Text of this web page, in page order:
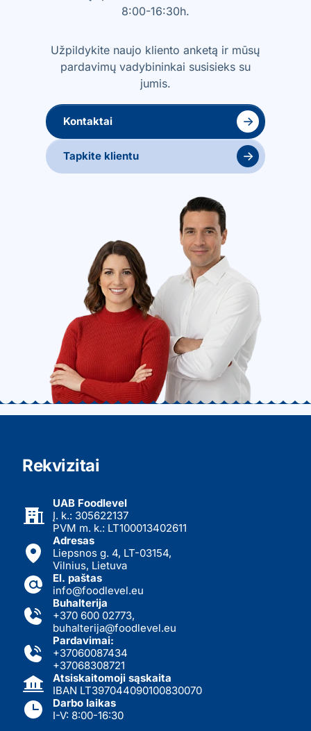
8:00-16:30h.
Užpildykite naujo kliento anketą ir mūsų
pardavimų vadybininkai susisieks su
jumis.
Kontaktai →
Tapkite klientu →
Rekvizitai
UAB Foodlevel
Į. k.: 305622137
PVM m. k.: LT100013402611
Adresas
Liepsnos g. 4, LT-03154,
Vilnius, Lietuva
El. paštas
info@foodlevel.eu
Buhalterija
+370 600 02773,
buhalterija@foodlevel.eu
Pardavimai:
+37060087434
+37068308721
Atsiskaitomoji sąskaita
IBAN LT397044090100830070
Darbo laikas
I-V: 8:00-16:30